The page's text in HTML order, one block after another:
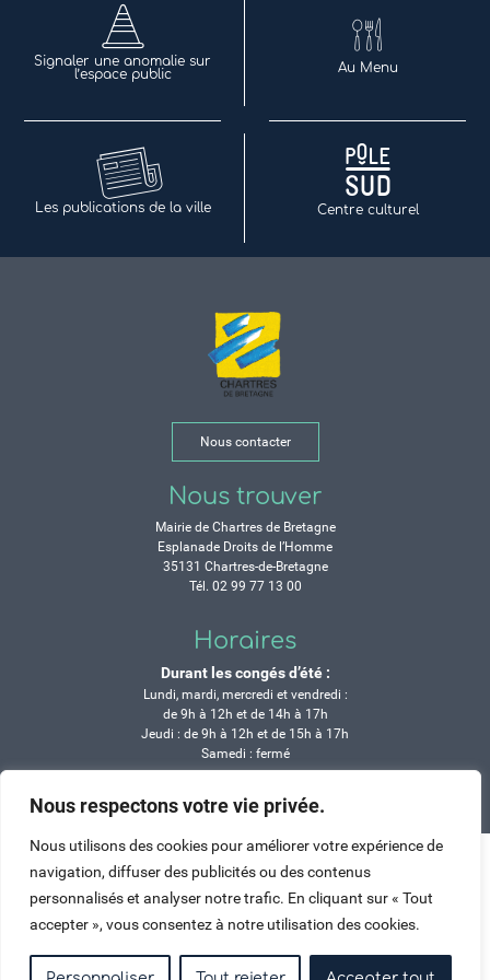
Nous respectons votre vie privée.
Nous utilisons des cookies pour améliorer votre expérience de
navigation, diffuser des publicités ou des contenus
personnalisés et analyser notre trafic. En cliquant sur « Tout
accepter », vous consentez à notre utilisation des cookies.
Signaler une anomalie sur
l’espace public
Au Menu
Les publications de la ville Centre culturel
Nous contacter
Nous trouver
Mairie de Chartres de Bretagne
Esplanade Droits de l’Homme
35131 Chartres-de-Bretagne
Tél. 02 99 77 13 00
Horaires
Durant les congés d’été :
Lundi, mardi, mercredi et vendredi :
de 9h à 12h et de 14h à 17h
Jeudi : de 9h à 12h et de 15h à 17h
Samedi : fermé
Crédits Mentions légales Contactez-nous
Haut de page